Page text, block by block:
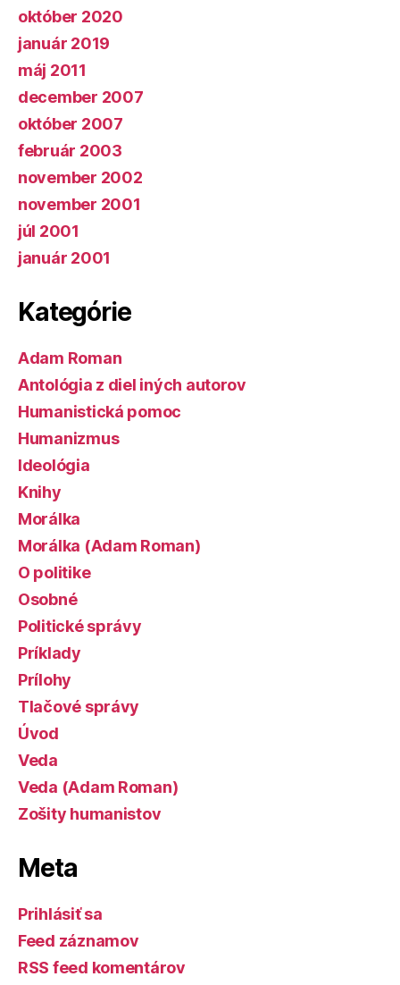
október 2020
január 2019
máj 2011
december 2007
október 2007
február 2003
november 2002
november 2001
júl 2001
január 2001
Kategórie
Adam Roman
Antológia z diel iných autorov
Humanistická pomoc
Humanizmus
Ideológia
Knihy
Morálka
Morálka (Adam Roman)
O politike
Osobné
Politické správy
Príklady
Prílohy
Tlačové správy
Úvod
Veda
Veda (Adam Roman)
Zošity humanistov
Meta
Prihlásiť sa
Feed záznamov
RSS feed komentárov